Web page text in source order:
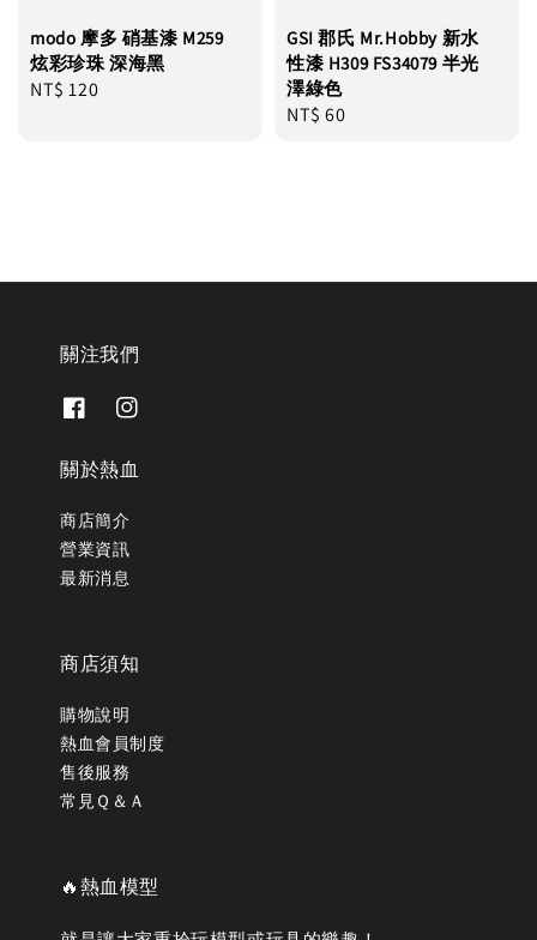
modo 摩多 硝基漆 M259
炫彩珍珠 深海黑
Regular
NT$ 120
GSI 郡氏 Mr.Hobby 新水
性漆 H309 FS34079 半光
澤綠色
Regular
NT$ 60
關注我們
關於熱血
商店簡介
營業資訊
最新消息
商店須知
購物說明
熱血會員制度
售後服務
常見Ｑ＆Ａ
🔥熱血模型